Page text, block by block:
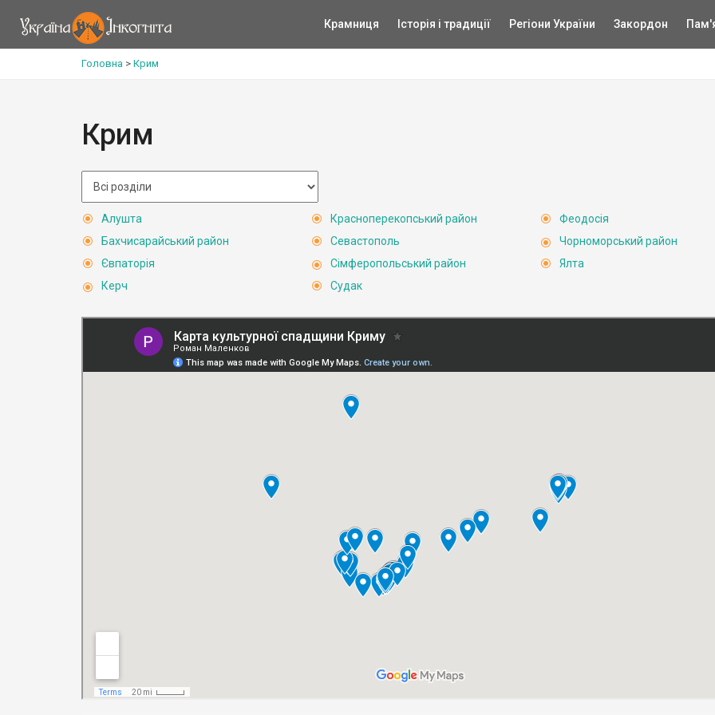
Крамниця Історія і традиції Регіони України Закордон
Головна > Крим
Крим
Алушта
Бахчисарайський район
Євпаторія
Керч
Красноперекопський район
Севастополь
Сімферопольський район
Судак
Феодосія
Чорноморський район
Ялта